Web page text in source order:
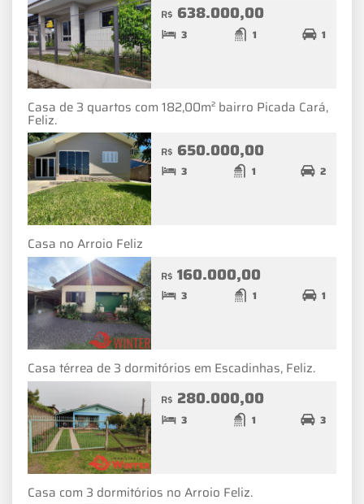
R$ 638.000,00
3 1 1
Casa de 3 quartos com 182,00m² bairro Picada Cará,
Feliz.
R$ 650.000,00
3 1 2
Casa no Arroio Feliz
R$ 160.000,00
3 1 1
Casa térrea de 3 dormitórios em Escadinhas, Feliz.
R$ 280.000,00
3 1 3
Casa com 3 dormitórios no Arroio Feliz.